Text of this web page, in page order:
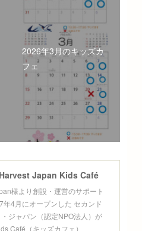
2026年3月のキッズカ
フェ
Japan Kids Café
様より創設・運営のサポート
年4月にオープンした セカンド
ジャパン（認定NPO法人）が
Café（キッズカフェ）